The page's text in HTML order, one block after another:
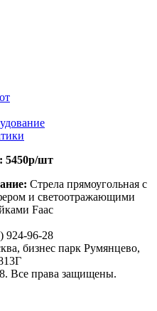
5450p/шт
Стрела прямоугольная с
и светоотражающими
Faac
924-96-28
бизнес парк Румянцево,
Все права защищены.